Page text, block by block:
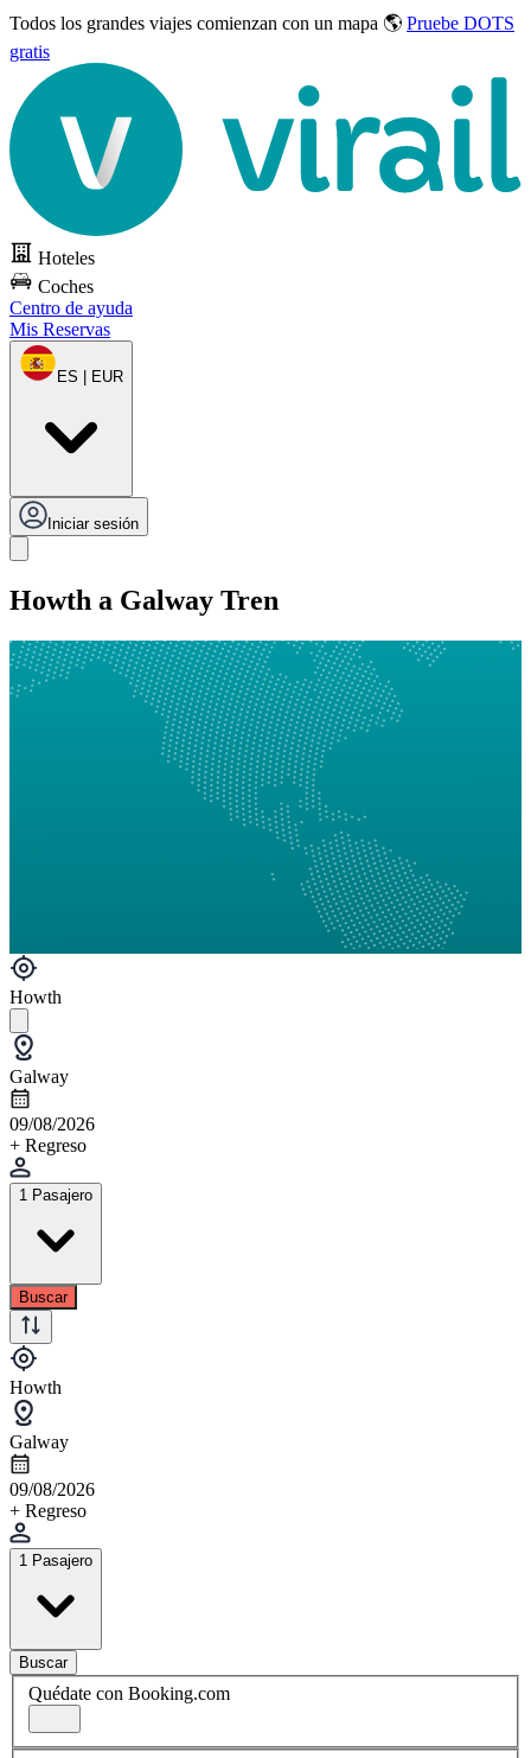
Todos los grandes viajes comienzan con un mapa 🌎 Pruebe DOTS
gratis
Hoteles
Coches
Centro de ayuda
Mis Reservas
ES | EUR
Iniciar sesión
Howth a Galway Tren
Howth
Galway
09/08/2026
+ Regreso
1 Pasajero
Buscar
Howth
Galway
09/08/2026
+ Regreso
1 Pasajero
Buscar
Quédate con Booking.com